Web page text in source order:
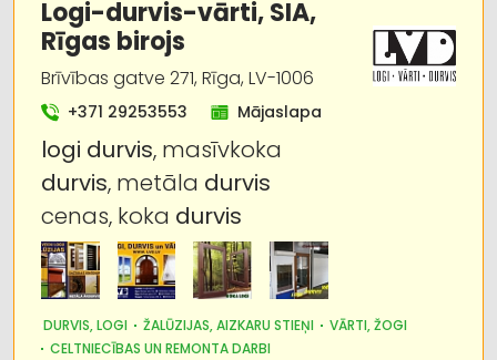
Jumtu segumi
Žalūzijas, aizkaru stieņi
Celtniecības un remonta darbi
Metālizstrādājumi
Apdares materiāli: tirdzniecība
Būvmateriālu, būvkonstrukciju
vairumtirdzniecība
Logi-durvis-vārti, SIA,
Rīgas birojs
Brīvības gatve 271, Rīga, LV-1006
+371 29253553 Mājaslapa
logi durvis, masīvkoka
durvis, metāla durvis
cenas, koka durvis
DURVIS, LOGI ŽALŪZIJAS, AIZKARU STIEŅI
VĀRTI, ŽOGI
CELTNIECĪBAS UN REMONTA DARBI